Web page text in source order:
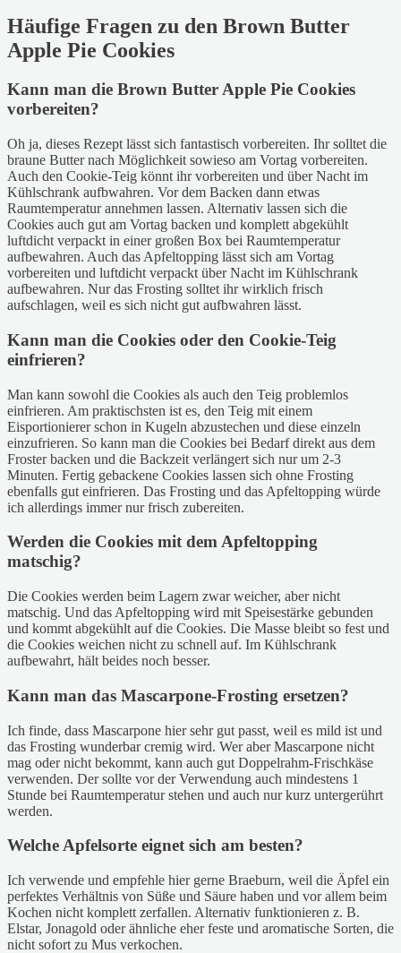
Häufige Fragen zu den Brown Butter
Apple Pie Cookies
Kann man die Brown Butter Apple Pie Cookies
vorbereiten?
Oh ja, dieses Rezept lässt sich fantastisch vorbereiten. Ihr solltet die
braune Butter nach Möglichkeit sowieso am Vortag vorbereiten.
Auch den Cookie-Teig könnt ihr vorbereiten und über Nacht im
Kühlschrank aufbwahren. Vor dem Backen dann etwas
Raumtemperatur annehmen lassen. Alternativ lassen sich die
Cookies auch gut am Vortag backen und komplett abgekühlt
luftdicht verpackt in einer großen Box bei Raumtemperatur
aufbewahren. Auch das Apfeltopping lässt sich am Vortag
vorbereiten und luftdicht verpackt über Nacht im Kühlschrank
aufbewahren. Nur das Frosting solltet ihr wirklich frisch
aufschlagen, weil es sich nicht gut aufbwahren lässt.
Kann man die Cookies oder den Cookie-Teig
einfrieren?
Man kann sowohl die Cookies als auch den Teig problemlos
einfrieren. Am praktischsten ist es, den Teig mit einem
Eisportionierer schon in Kugeln abzustechen und diese einzeln
einzufrieren. So kann man die Cookies bei Bedarf direkt aus dem
Froster backen und die Backzeit verlängert sich nur um 2-3
Minuten. Fertig gebackene Cookies lassen sich ohne Frosting
ebenfalls gut einfrieren. Das Frosting und das Apfeltopping würde
ich allerdings immer nur frisch zubereiten.
Werden die Cookies mit dem Apfeltopping
matschig?
Die Cookies werden beim Lagern zwar weicher, aber nicht
matschig. Und das Apfeltopping wird mit Speisestärke gebunden
und kommt abgekühlt auf die Cookies. Die Masse bleibt so fest und
die Cookies weichen nicht zu schnell auf. Im Kühlschrank
aufbewahrt, hält beides noch besser.
Kann man das Mascarpone-Frosting ersetzen?
Ich finde, dass Mascarpone hier sehr gut passt, weil es mild ist und
das Frosting wunderbar cremig wird. Wer aber Mascarpone nicht
mag oder nicht bekommt, kann auch gut Doppelrahm-Frischkäse
verwenden. Der sollte vor der Verwendung auch mindestens 1
Stunde bei Raumtemperatur stehen und auch nur kurz untergerührt
werden.
Welche Apfelsorte eignet sich am besten?
Ich verwende und empfehle hier gerne Braeburn, weil die Äpfel ein
perfektes Verhältnis von Süße und Säure haben und vor allem beim
Kochen nicht komplett zerfallen. Alternativ funktionieren z. B.
Elstar, Jonagold oder ähnliche eher feste und aromatische Sorten, die
nicht sofort zu Mus verkochen.